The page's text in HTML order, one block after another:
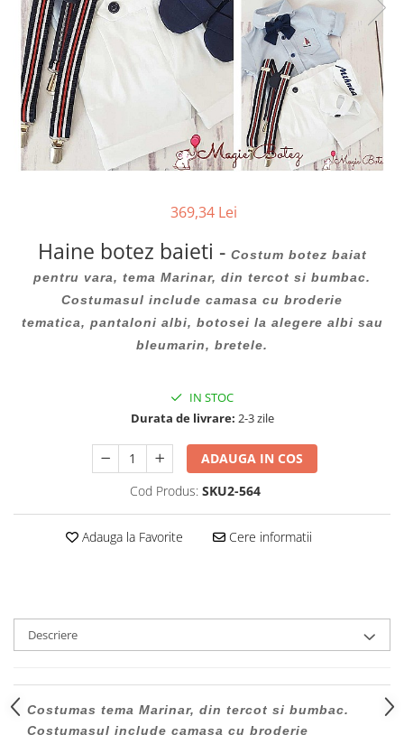
Cercei din aur dama
Cercei de aur lungi cu lant
Cercei din aur tortite
Cercei din aur alb
Cercei aur cu surub
369,34 Lei
Haine botez baieti - Costum botez baiat
pentru vara, tema Marinar, din tercot si bumbac.
Costumasul include camasa cu broderie
tematica, pantaloni albi, botosei la alegere albi sau
bleumarin, bretele.
IN STOC
Durata de livrare: 2-3 zile
ADAUGA IN COS
Cod Produs: SKU2-564
Adauga la Favorite Cere informatii
Descriere
Costumas tema Marinar, din tercot si bumbac.
Costumasul include camasa cu broderie